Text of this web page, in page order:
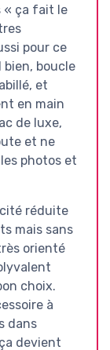
« ça fait le
pour ce
bien, boucle
et
en main
de luxe,
et ne
photos et
réduite
mais sans
orienté
choix.
à
dans
devient